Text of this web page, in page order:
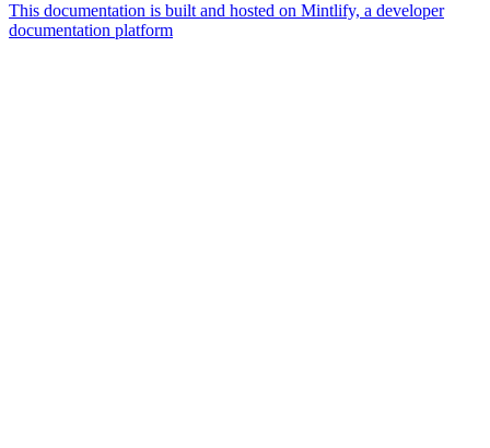
This documentation is built and hosted on Mintlify, a developer
documentation platform